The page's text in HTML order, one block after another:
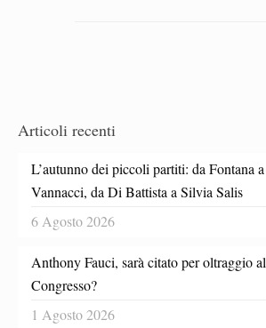
Articoli recenti
L’autunno dei piccoli partiti: da Fontana a
Vannacci, da Di Battista a Silvia Salis
6 Agosto 2026
Anthony Fauci, sarà citato per oltraggio al
Congresso?
1 Agosto 2026